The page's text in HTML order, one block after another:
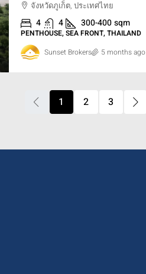
จังหวัดภูเก็ต, ประเทศไทย
4 4 300-400sqm
PENTHOUSE, SEA FRONT, THAILAND
Sunset Brokers 5 months ago
1 2 3